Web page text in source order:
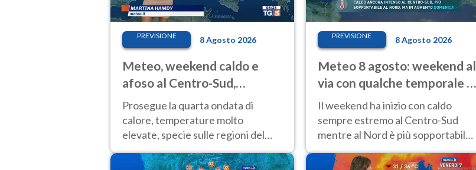
PREVISIONE 8 Agosto 2026
Meteo, weekend caldo e
afoso al Centro-Sud,
temporali sui rilievi
Prosegue la quarta ondata di
calore, temperature molto
elevate, specie sulle regioni del
Centro-Sud. Nuovi temporali di
calore sulle aree montuose
PREVISIONE 8 Agosto 2026
Meteo 8 agosto: weekend al
via con qualche temporale e
caldo estremo al Centro-Sud
Il weekend ha inizio con caldo
sempre estremo al Centro-Sud
mentre al Nord è più sopportabile
fino a domenica 9. Temporali di
calore sui rilievi.